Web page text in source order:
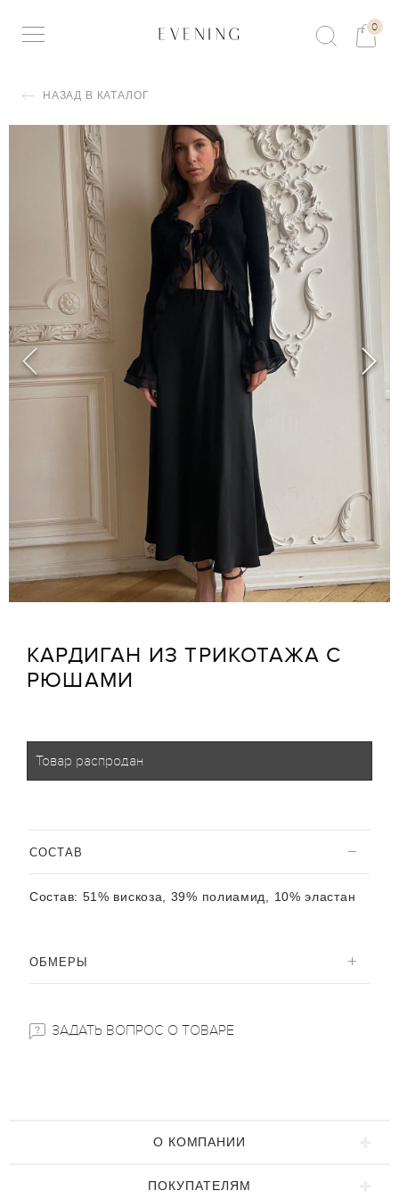
0
НАЗАД В КАТАЛОГ
КАРДИГАН ИЗ ТРИКОТАЖА С
РЮШАМИ
Товар распродан
CОСТАВ
Состав: 51% вискоза, 39% полиамид, 10% эластан
ОБМЕРЫ
ЗАДАТЬ ВОПРОС О ТОВАРЕ
О КОМПАНИИ
ПОКУПАТЕЛЯМ